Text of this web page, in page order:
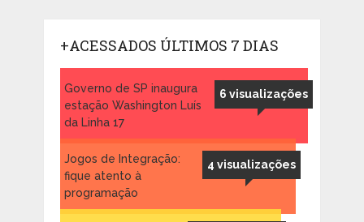
+ACESSADOS ÚLTIMOS 7 DIAS
6 visualizações
Governo de SP inaugura
estação Washington Luís
da Linha 17
4 visualizações
Jogos de Integração:
fique atento à
programação